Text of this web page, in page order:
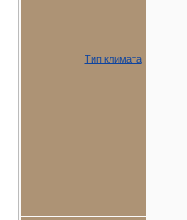
Тип климата